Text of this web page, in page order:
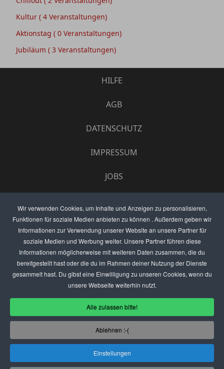
Wir verwenden Cookies, um Inhalte und Anzeigen zu personalisieren,
Funktionen für soziale Medien anbieten zu können . Außerdem geben wir
Informationen zur Verwendung unserer Website an unsere Partner für
soziale Medien und Werbung weiter. Unsere Partner führen diese
Informationen möglicherweise mit weiteren Daten zusammen, die du
bereitgestellt hast oder die du im Rahmen deiner Nutzung der Dienste
gesammelt hast. Du gibst eine Einwilligung zu unseren Cookies, wenn du
unsere Webseite weiterhin nutzt.
Alle zulassen bitte!
Ablehnen :-(
Einstellungen
Kultur ( 4 Veranstaltungen)
Aktionstag ( 0 Veranstaltungen)
Jubiläum ( 3 Veranstaltungen)
HILFE
AGB
DATENSCHUTZ
IMPRESSUM
JOBS
ANZEIGEN PREISE
BEWERTET UNS
KONTAKT
THEMENVORSCHLAG
DEIN LOKAL VORSTELLEN
USER